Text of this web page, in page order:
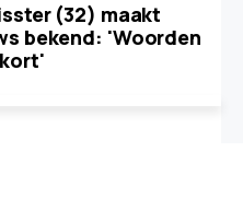
(32) maakt
bekend: 'Woorden